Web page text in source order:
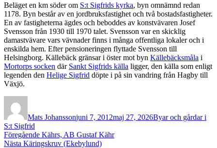
Beläget en km söder om S:t Sigfrids kyrka, byn omnämnd redan
1178. Byn består av en jordbruksfastighet och två bostadsfastigheter.
En av fastigheterna ägdes och beboddes av konstvävaren Josef
Svensson från 1930 till 1970 talet. Svensson var en skicklig
damastvävare vars vävnader finns i många offentliga lokaler och i
enskilda hem. Efter pensioneringen flyttade Svensson till
Helsingborg. Källebäck gränsar i öster mot byn Källebäcksmåla i
Mortorps socken där Sankt Sigfrids källa ligger, den källa som enligt
legenden den Helige Sigfrid döpte i på sin vandring från Hagby till
Växjö.
Mats Johanssonjuni 7, 2012maj 27, 2026Byar och gårdar i
S:t Sigfrid
Inläggsnavigering
Föregående Föregående
inlägg:
Kährs, AB Gustaf Kähr
Nästa Nästa
Käringskruv (Ekebylund)